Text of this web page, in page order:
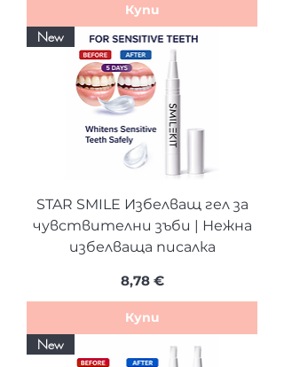
Купи
New
STAR SMILE Избелващ гел за
чувствителни зъби | Нежна
избелваща писалка
Цена
8,78 €
Купи
New